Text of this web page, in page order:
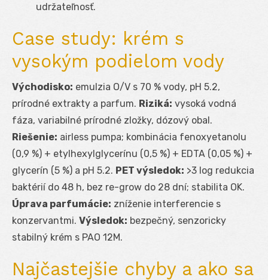
udržateľnosť.
Case study: krém s
vysokým podielom vody
Východisko: emulzia O/V s 70 % vody, pH 5.2,
prírodné extrakty a parfum. Riziká: vysoká vodná
fáza, variabilné prírodné zložky, dózový obal.
Riešenie: airless pumpa; kombinácia fenoxyetanolu
(0,9 %) + etylhexylglycerínu (0,5 %) + EDTA (0,05 %) +
glycerín (5 %) a pH 5.2. PET výsledok: >3 log redukcia
baktérií do 48 h, bez re-grow do 28 dní; stabilita OK.
Úprava parfumácie: zníženie interferencie s
konzervantmi. Výsledok: bezpečný, senzoricky
stabilný krém s PAO 12M.
Najčastejšie chyby a ako sa